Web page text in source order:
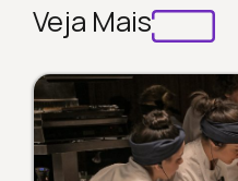
Veja Mais